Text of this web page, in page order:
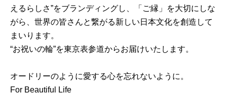
えるらしさ”をブランディングし、「ご縁」を大切にしな
がら、世界の皆さんと繋がる新しい日本文化を創造して
まいります。
“お祝いの輪”を東京表参道からお届けいたします。
オードリーのように愛する心を忘れないように。
For Beautiful Life